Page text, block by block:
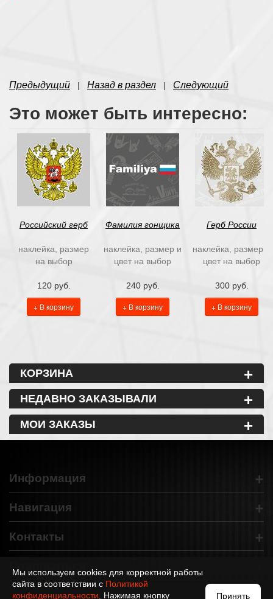
Предыдущий | Назад в раздел | Следующий
Это может быть интересно:
Российский герб
наклейка, размер
на выбор
120 руб.
+ В корзину
Фамилия гонщика
наклейка, размер и
цвет на выбор
240 руб.
+ В корзину
Герб России
наклейка, размер и
цвет на выбор
300 руб.
+ В корзину
КОРЗИНА +
НЕДАВНО ЗАКАЗЫВАЛИ +
МОИ ЗАКАЗЫ +
Информация +
Навигация +
Контакты +
Подписаться
Мы используем cookies для корректной работы
сайта в соответствии с Политикой
конфиденциальности . Нажимая кнопку Принять